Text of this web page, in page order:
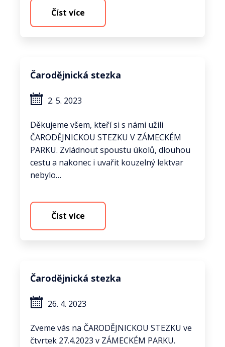
Číst více
Čarodějnická stezka
2. 5. 2023
Děkujeme všem, kteří si s námi užili
ČARODĚJNICKOU STEZKU V ZÁMECKÉM
PARKU. Zvládnout spoustu úkolů, dlouhou
cestu a nakonec i uvařit kouzelný lektvar
nebylo…
Číst více
Čarodějnická stezka
26. 4. 2023
Zveme vás na ČARODĚJNICKOU STEZKU ve
čtvrtek 27.4.2023 v ZÁMECKÉM PARKU.